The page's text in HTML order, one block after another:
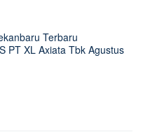
Terbaru
PT XL Axiata Tbk Agustus